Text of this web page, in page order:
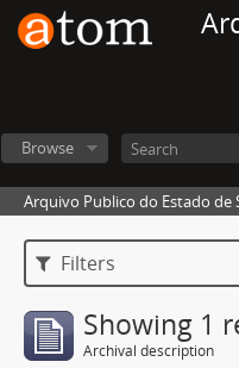
Browse
Arquivo Publico do Estado de
Filters
Showing 1
Archival description